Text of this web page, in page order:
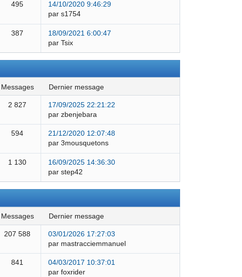
495
14/10/2020 9:46:29
par s1754
387
18/09/2021 6:00:47
par Tsix
messages dernier message
2 827
17/09/2025 22:21:22
par zbenjebara
594
21/12/2020 12:07:48
par 3mousquetons
1 130
16/09/2025 14:36:30
par step42
messages dernier message
207 588
03/01/2026 17:27:03
par mastracciemmanuel
841
04/03/2017 10:37:01
par foxrider